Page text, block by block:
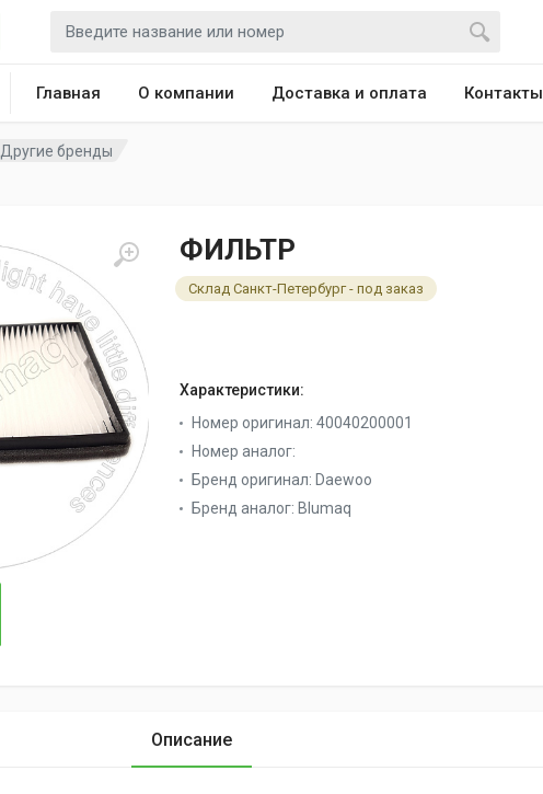
Главная О компании Доставка и оплата Контакты
Другие бренды
ФИЛЬТР
Склад Санкт-Петербург - под заказ
Характеристики:
Номер оригинал: 40040200001
Номер аналог:
Бренд оригинал: Daewoo
Бренд аналог: Blumaq
Описание